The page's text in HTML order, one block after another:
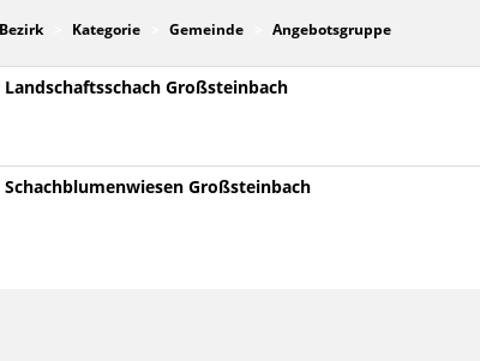
Bezirk Kategorie Gemeinde Angebotsgruppe
Landschaftsschach Großsteinbach
Schachblumenwiesen Großsteinbach